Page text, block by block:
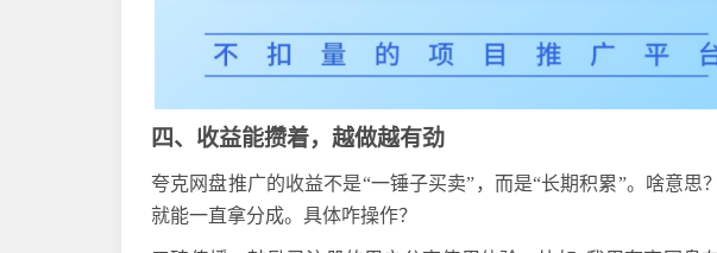
四、收益能攒着，越做越有劲
夸克网盘推广的收益不是“一锤子买卖”，而是“长期积累”。啥意
就能一直拿分成。具体咋操作？